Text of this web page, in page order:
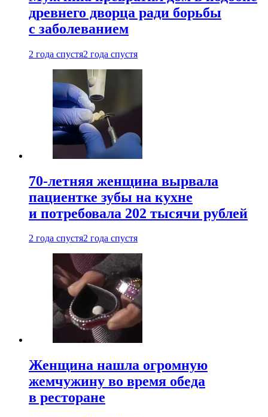
древнего дворца ради борьбы
с заболеванием
2 года спустя2 года спустя
70-летняя женщина вырвала
пациентке зубы на кухне
и потребовала 202 тысячи рублей
2 года спустя2 года спустя
Женщина нашла огромную
жемчужину во время обеда
в ресторане